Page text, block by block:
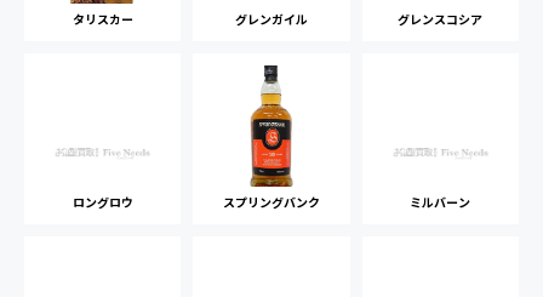
タリスカー グレンガイル グレンスコシア
ロングロウ スプリングバンク ミルバーン